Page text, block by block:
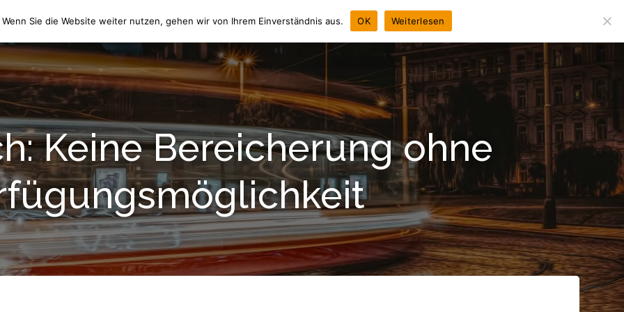
NEWS CHRONIK LEISTUNGEN
Keine Bereicherung ohne
Sie die Website weiter nutzen, gehen wir von Ihrem Einverständnis aus. OK Weiterlesen